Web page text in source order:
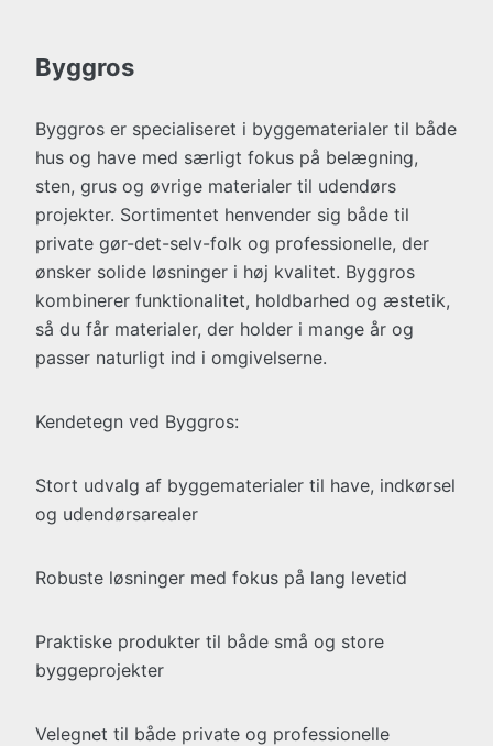
Byggros
Byggros er specialiseret i byggematerialer til både
hus og have med særligt fokus på belægning,
sten, grus og øvrige materialer til udendørs
projekter. Sortimentet henvender sig både til
private gør-det-selv-folk og professionelle, der
ønsker solide løsninger i høj kvalitet. Byggros
kombinerer funktionalitet, holdbarhed og æstetik,
så du får materialer, der holder i mange år og
passer naturligt ind i omgivelserne.
Kendetegn ved Byggros:
Stort udvalg af byggematerialer til have, indkørsel
og udendørsarealer
Robuste løsninger med fokus på lang levetid
Praktiske produkter til både små og store
byggeprojekter
Velegnet til både private og professionelle